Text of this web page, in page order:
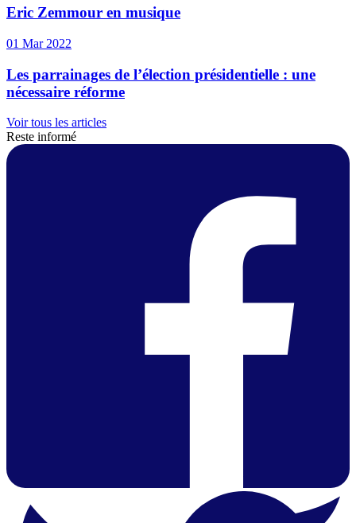
Eric Zemmour en musique
01 Mar 2022
Les parrainages de l’élection présidentielle : une
nécessaire réforme
Voir tous les articles
Reste informé